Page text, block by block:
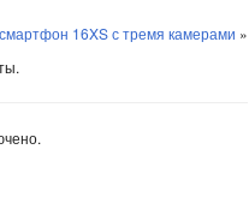
16XS с тремя камерами »